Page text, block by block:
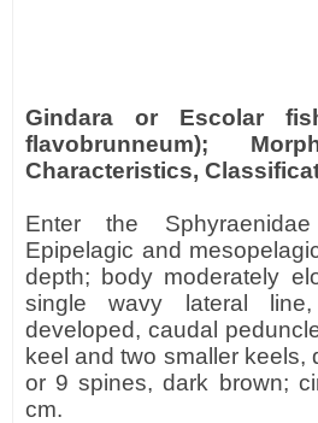
Gindara or Escolar
flavobrunneum);
Characteristics,
Enter the
Epipelagic and
depth; body moderately
single wavy lateral
developed, caudal
keel and two smaller keels,
or 9 spines, dark brown;
cm.